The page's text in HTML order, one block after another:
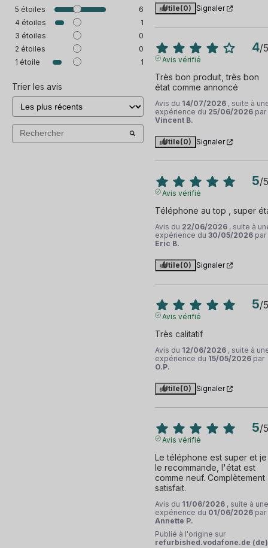
5 étoiles
6
4 étoiles
1
3 étoiles
0
2 étoiles
0
1 étoile 1
Trier les avis
Utile(0) Signaler
4/5
Avis vérifié
Très bon produit, très bon
état comme annoncé
Avis du 14/07/2026 , suite à
expérience du 25/06/2026 par
Vincent B.
Utile(0) Signaler
5/5
Avis vérifié
Téléphone au top , super
Avis du 22/06/2026 , suite à
expérience du 30/05/2026 par
Eric B.
Utile(0) Signaler
5/5
Avis vérifié
Très calitatif
Avis du 12/06/2026 , suite à
expérience du 15/05/2026 par
O.P.
Utile(0) Signaler
5/5
Avis vérifié
Le téléphone est super et je
le recommande, l'état est
comme neuf. Complètement
satisfait.
Avis du 11/06/2026 , suite à une
expérience du 01/06/2026 par
Annette P.
Publié à l'origine sur
refurbished.vodafone.de (de)